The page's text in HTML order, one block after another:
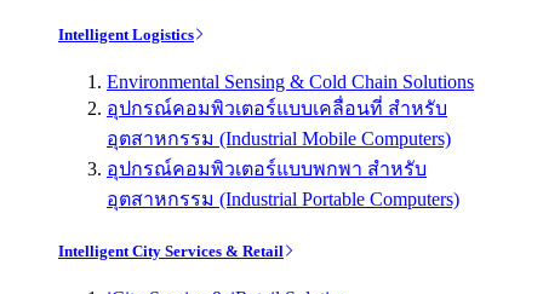
Intelligent Logistics
Environmental Sensing & Cold Chain Solutions
อุปกรณ์คอมพิวเตอร์แบบเคลื่อนที่ สำหรับ
อุตสาหกรรม (Industrial Mobile Computers)
อุปกรณ์คอมพิวเตอร์แบบพกพา สำหรับ
อุตสาหกรรม (Industrial Portable Computers)
Intelligent City Services & Retail